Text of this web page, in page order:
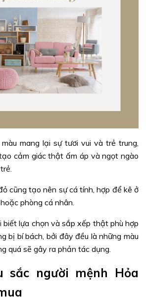
mang lại sự tươi vui và trẻ trung,
cảm giác thật ấm áp và ngọt ngào
cũng tạo nên sự cá tính, hợp để kê ở
phòng cá nhân.
biết lựa chọn và sắp xếp thật phù hợp
bị bí bách, bởi đây đều là những màu
quá sẽ gây ra phản tác dụng.
sắc người mệnh Hỏa